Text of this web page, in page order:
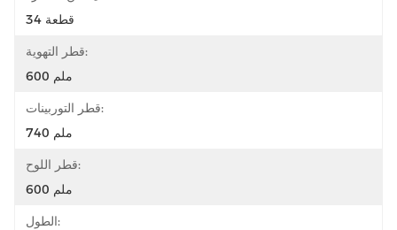
34 قطعة
قطر التهوية:
600 ملم
قطر التوربينات:
740 ملم
قطر اللوح:
600 ملم
الطول: